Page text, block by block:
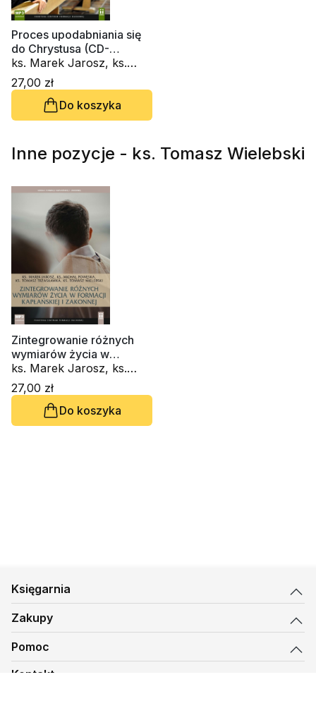
Proces upodabniania się
do Chrystusa (CD-
audiobook)
ks. Marek Jarosz, ks.
Piotr Kot, ks. Janusz
Królikowski, ks. Krzysztof
Wons SDS, ks. Tomasz
Trzaskawka
27,00 zł
Do koszyka
Inne pozycje - ks. Tomasz Wielebski
Zintegrowanie różnych
wymiarów życia w
formacji (CD-audiobook)
ks. Marek Jarosz, ks.
Michał Powęska, ks.
Tomasz Trzaskawka, ks.
Tomasz Wielebski
27,00 zł
Do koszyka
Księgarnia
Zakupy
Pomoc
Kontakt